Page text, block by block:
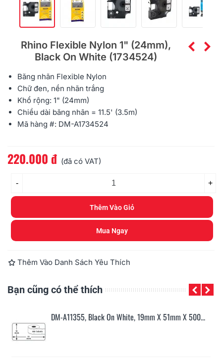
Rhino Flexible Nylon 1" (24mm),
Black On White (1734524)
Băng nhãn Flexible Nylon
Chữ đen, nền nhãn trắng
Khổ rộng: 1" (24mm)
Chiều dài băng nhãn = 11.5' (3.5m)
Mã hàng #: DM-A1734524
Đọc thêm
220.000 đ (đã có VAT)
- +
Thêm Vào Giỏ
Mua Ngay
Thêm Vào Danh Sách Yêu Thích
Bạn cũng có thể thích
DM-A11355, Black On White, 19mm X 51mm X 500...